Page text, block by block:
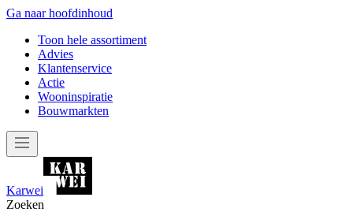
Ga naar hoofdinhoud
Toon hele assortiment
Advies
Klantenservice
Actie
Wooninspiratie
Bouwmarkten
Karwei
Zoeken